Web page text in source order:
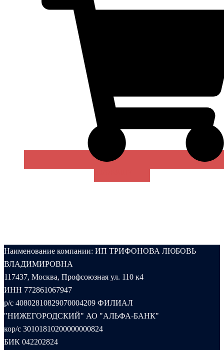
Наименование компании: ИП ТРИФОНОВА ЛЮБОВЬ
ВЛАДИМИРОВНА
117437, Москва, Профсоюзная ул. 110 к4
ИНН 772861067947
р/с 40802810829070004209 ФИЛИАЛ
"НИЖЕГОРОДСКИЙ" АО "АЛЬФА-БАНК"
кор/с 30101810200000000824
БИК 042202824